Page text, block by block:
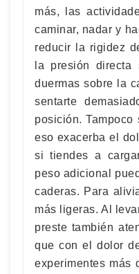
más, las
caminar, nadar y
reducir la rigidez
la presión
duermas sobre la
sentarte
posición.
eso exacerba el
si tiendes a
peso adicional
caderas. Para
más ligeras. Al
preste también
que con el dolor
experimentes más